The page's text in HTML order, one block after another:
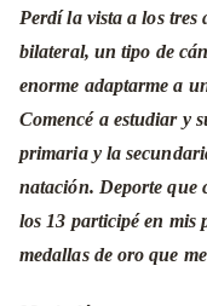
Perdí la vista a los tres
bilateral, un tipo de
enorme adaptarme a
Comencé a estudiar y
primaria y la
natación. Deporte que
los 13 participé en mis
medallas de oro que